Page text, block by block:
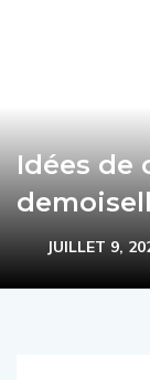
Idées de
JUILLET 9,